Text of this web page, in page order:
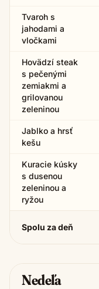
Tvaroh s
jahodami a
vločkami
Hovädzí steak
s pečenými
zemiakmi a
grilovanou
zeleninou
Jablko a hrsť
kešu
Kuracie kúsky
s dusenou
zeleninou a
ryžou
Spolu za deň
Nedeľa